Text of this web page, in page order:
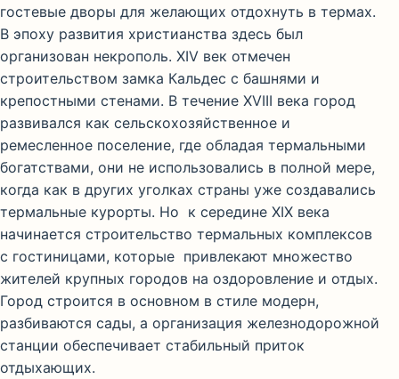
гостевые дворы для желающих отдохнуть в термах.
В эпоху развития христианства здесь был
организован некрополь. XIV век отмечен
строительством замка Кальдес с башнями и
крепостными стенами. В течение XVIII века город
развивался как сельскохозяйственное и
ремесленное поселение, где обладая термальными
богатствами, они не использовались в полной мере,
когда как в других уголках страны уже создавались
термальные курорты. Но к середине XIX века
начинается строительство термальных комплексов
с гостиницами, которые привлекают множество
жителей крупных городов на оздоровление и отдых.
Город строится в основном в стиле модерн,
разбиваются сады, а организация железнодорожной
станции обеспечивает стабильный приток
отдыхающих.